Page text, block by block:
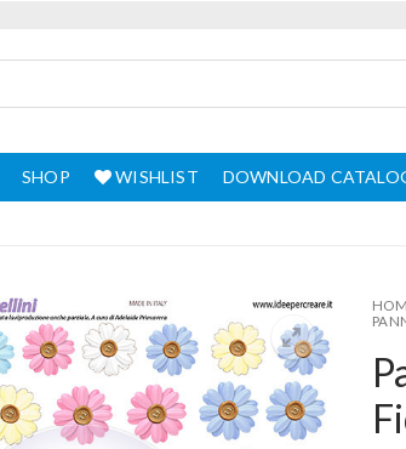
SHOP WISHLIST DOWNLOAD